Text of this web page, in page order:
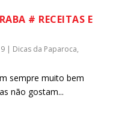
# RECEITAS E
| Dicas da Paparoca,
sempre muito bem
não gostam...